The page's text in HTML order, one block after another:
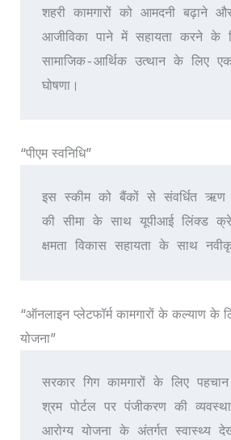
शहरी कामगारों को आमदनी बढ़ाने
आजीविका पाने में सहायता करने के
सामाजिक-आर्थिक उत्थान के लिए
घोषणा।
“पीएम स्वनिधि”
इस स्कीम को बैंकों से संवर्धित ऋण
की सीमा के साथ यूपीआई लिंक्ड
क्षमता विकास सहायता के साथ
“ऑनलाइन प्लेटफॉर्म कामगारों के कल्याण के
योजना”
सरकार गिग कामगारों के लिए
श्रम पोर्टल पर पंजीकरण की
आरोग्य योजना के अंतर्गत स्वास्थ्य